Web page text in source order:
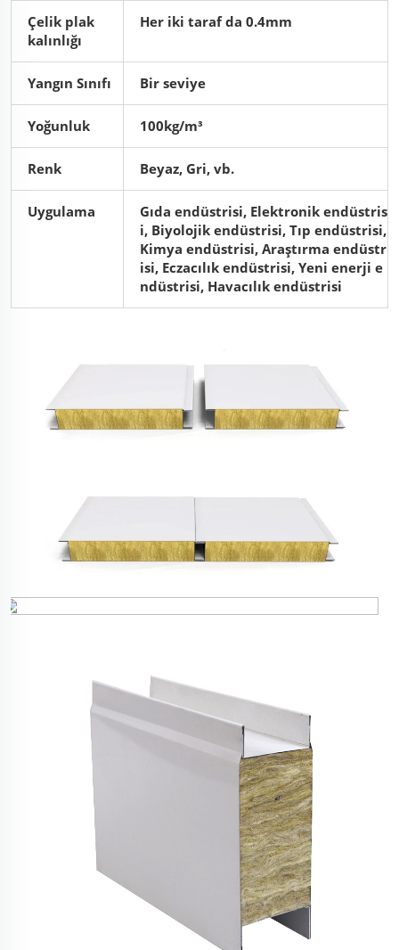
Çelik plak
kalınlığı
Her iki taraf da 0.4mm
Yangın Sınıfı Bir seviye
Yoğunluk 100kg/m³
Renk Beyaz, Gri, vb.
Uygulama
Gıda endüstrisi, Elektronik endüstris
i, Biyolojik endüstrisi, Tıp endüstrisi,
Kimya endüstrisi, Araştırma endüstr
isi, Eczacılık endüstrisi, Yeni enerji e
ndüstrisi, Havacılık endüstrisi